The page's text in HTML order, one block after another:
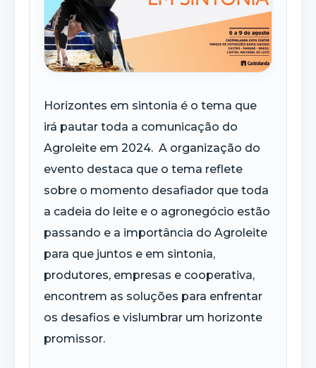
Horizontes em sintonia é o tema que
irá pautar toda a comunicação do
Agroleite em 2024. A organização do
evento destaca que o tema reflete
sobre o momento desafiador que toda
a cadeia do leite e o agronegócio estão
passando e a importância do Agroleite
para que juntos e em sintonia,
produtores, empresas e cooperativa,
encontrem as soluções para enfrentar
os desafios e vislumbrar um horizonte
promissor.